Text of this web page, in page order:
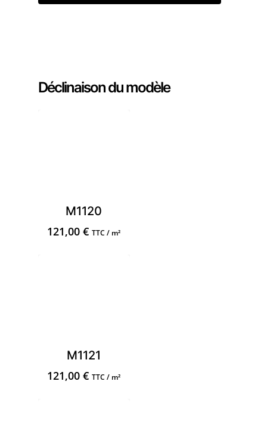
Déclinaison du modèle
M1120
121,00€ TTC / m²
M1121
121,00€ TTC / m²